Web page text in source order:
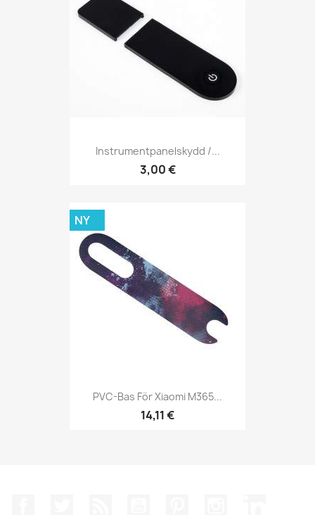
Instrumentpanelskydd /...
3,00 €
PVC-Bas För Xiaomi M365...
14,11 €
NY